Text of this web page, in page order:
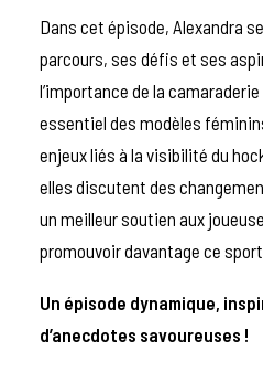
Dans cet épisode, Alexandra
parcours, ses défis et ses
l’importance de la
essentiel des modèles
enjeux liés à la visibilité du
elles discutent des
un meilleur soutien aux
promouvoir davantage ce sport.
Un épisode dynamique,
d’anecdotes savoureuses !